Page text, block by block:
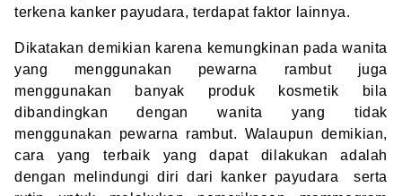
terkena kanker payudara, terdapat faktor lainnya.
Dikatakan demikian karena kemungkinan pada wanita
yang menggunakan pewarna rambut juga
menggunakan banyak produk kosmetik bila
dibandingkan dengan wanita yang tidak
menggunakan pewarna rambut. Walaupun demikian,
cara yang terbaik yang dapat dilakukan adalah
dengan melindungi diri dari kanker payudara serta